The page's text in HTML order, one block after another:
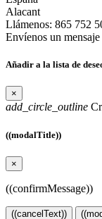
Alacant
Llámenos: 865 752
Envíenos un
Añadir a la lista de
×
add_circle_outline
((modalTitle))
×
((confirmMessage))
((cancelText))